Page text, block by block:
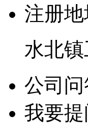
注册地
水北镇
公司问
我要提